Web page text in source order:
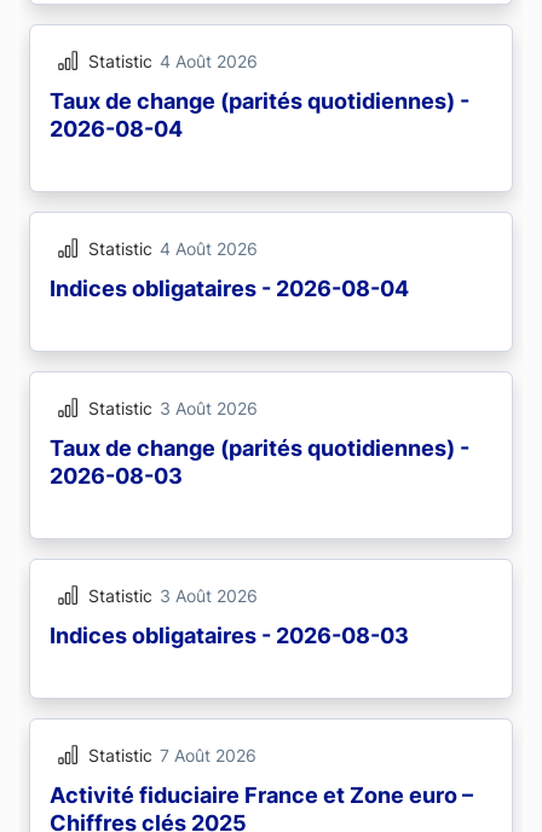
Statistic 4 Août 2026
Taux de change (parités quotidiennes) -
2026-08-04
Statistic 4 Août 2026
Indices obligataires - 2026-08-04
Statistic 3 Août 2026
Taux de change (parités quotidiennes) -
2026-08-03
Statistic 3 Août 2026
Indices obligataires - 2026-08-03
Statistic 7 Août 2026
Activité fiduciaire France et Zone euro –
Chiffres clés 2025